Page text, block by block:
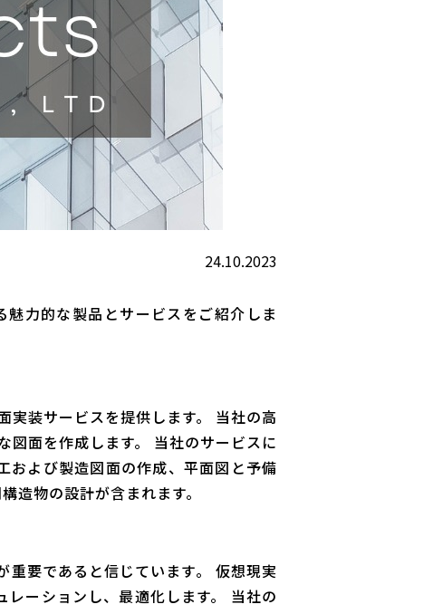
24.10.2023
力的な製品とサービスをご紹介しま
装サービスを提供します。 当社の高
図面を作成します。 当社のサービスに
および製造図面の作成、平面図と予備
造物の設計が含まれます。
要であると信じています。 仮想現実
ーションし、最適化します。 当社の